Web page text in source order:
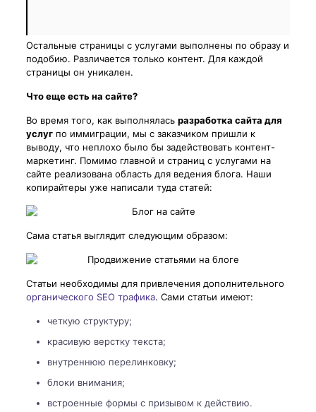
Остальные страницы с услугами выполнены по образу и
подобию. Различается только контент. Для каждой
страницы он уникален.
Что еще есть на сайте?
Во время того, как выполнялась разработка сайта для
услугпо иммиграции, мы с заказчиком пришли к
выводу, что неплохо было бы задействовать контент-
маркетинг. Помимо главной и страниц с услугами на
сайте реализована область для ведения блога. Наши
копирайтеры уже написали туда статей:
Сама статья выглядит следующим образом:
Статьи необходимы для привлечения дополнительного
органического SEO трафика. Сами статьи имеют:
четкую структуру;
красивую верстку текста;
внутреннюю перелинковку;
блоки внимания;
встроенные формы с призывом к действию.